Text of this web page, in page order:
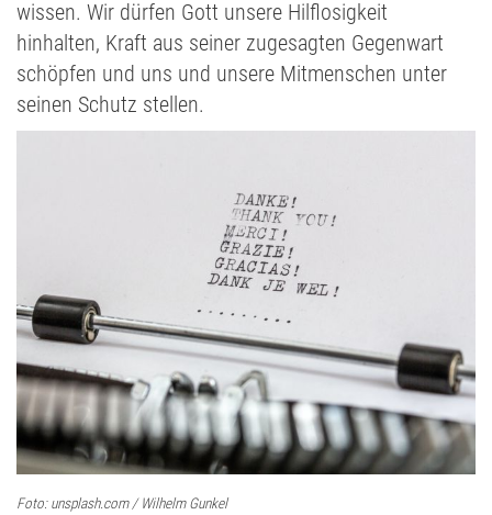
wissen. Wir dürfen Gott unsere Hilflosigkeit
hinhalten, Kraft aus seiner zugesagten Gegenwart
schöpfen und uns und unsere Mitmenschen unter
seinen Schutz stellen.
Foto: unsplash.com / Wilhelm Gunkel